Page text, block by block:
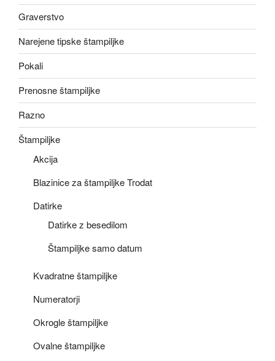
Graverstvo
Narejene tipske štampiljke
Pokali
Prenosne štampiljke
Razno
Štampiljke
Akcija
Blazinice za štampiljke Trodat
Datirke
Datirke z besedilom
Štampiljke samo datum
Kvadratne štampiljke
Numeratorji
Okrogle štampiljke
Ovalne štampiljke